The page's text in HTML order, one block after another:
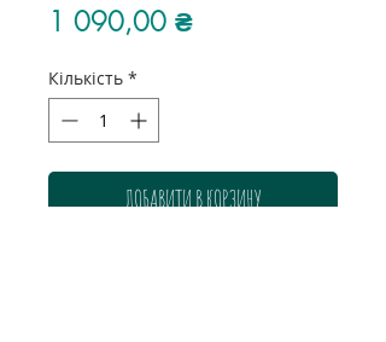
1 090,00 ₴Ціна
Кількість *
ДОБАВИТИ В КОРЗИНУ